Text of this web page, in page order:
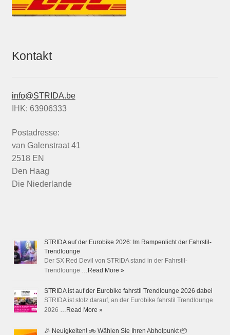
Kontakt
info@STRIDA.be
IHK: 63906333
Postadresse:
van Galenstraat 41
2518 EN
Den Haag
Die Niederlande
STRIDA auf der Eurobike 2026: Im Rampenlicht der Fahrstil-
Trendlounge
Der SX Red Devil von STRIDA stand in der Fahrstil-
Trendlounge … Read More »
STRIDA ist auf der Eurobike fahrstil Trendlounge 2026 dabei
STRIDA ist stolz darauf, an der Eurobike fahrstil Trendlounge
2026 … Read More »
🎉 Neuigkeiten! 🚲 Wählen Sie Ihren Abholpunkt 📦